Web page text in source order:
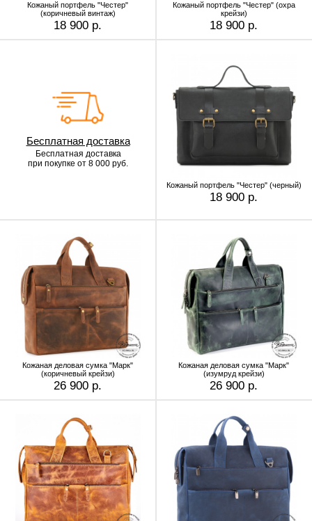
Кожаный портфель "Честер"
(коричневый винтаж)
18 900 р.
Кожаный портфель "Честер" (охра
крейзи)
18 900 р.
Бесплатная доставка
Бесплатная доставка
при покупке от 8 000 руб.
Кожаный портфель "Честер" (черный)
18 900 р.
Кожаная деловая сумка "Марк"
(коричневый крейзи)
26 900 р.
Кожаная деловая сумка "Марк"
(изумруд крейзи)
26 900 р.